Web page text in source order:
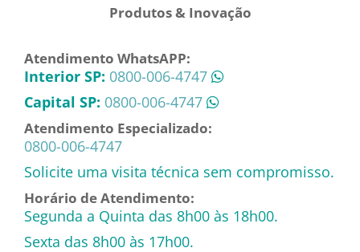
Produtos & Inovação
Atendimento WhatsAPP:
Interior SP: 0800-006-4747
Capital SP: 0800-006-4747
Atendimento Especializado:
0800-006-4747
Solicite uma visita técnica sem compromisso.
Horário de Atendimento:
Segunda a Quinta das 8h00 às 18h00.
Sexta das 8h00 às 17h00.